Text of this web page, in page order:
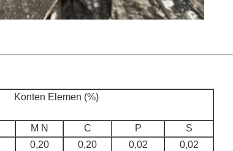
Konten Elemen (%)
M N C P
S
0,20 0,20 0,02
0,02